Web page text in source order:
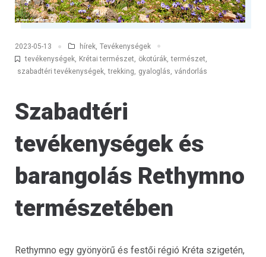
2023-05-13 hírek, Tevékenységek
tevékenységek, Krétai természet, ökotúrák, természet,
szabadtéri tevékenységek, trekking, gyaloglás, vándorlás
Szabadtéri
tevékenységek és
barangolás Rethymno
természetében
Rethymno egy gyönyörű és festői régió Kréta szigetén,